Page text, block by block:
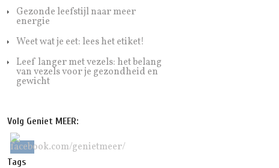
Gezonde leefstijl naar meer
energie
Weet wat je eet: lees het etiket!
Leef langer met vezels: het belang
van vezels voor je gezondheid en
gewicht
Volg Geniet MEER:
Tags